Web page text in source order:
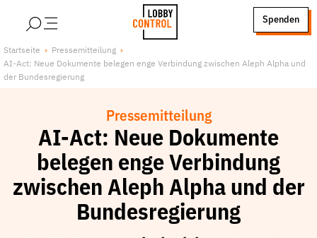
StartSeite
Spenden
Über uns
Lobby FAQs
Publikationen und Material
Lobbykritische Stadtführungen
Unsere Schwerpunkte
Startseite
Pressemitteilung
AI-Act: Neue Dokumente belegen enge Verbindung zwischen Aleph Alpha und
der Bundesregierung
Pressemitteilung
AI-Act: Neue Dokumente
belegen enge Verbindung
zwischen Aleph Alpha und der
Bundesregierung